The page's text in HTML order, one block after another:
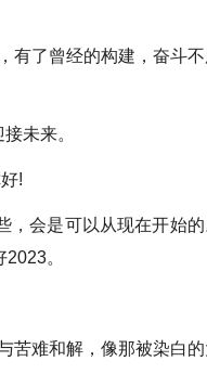
了曾经的构建，奋斗不
未来。
!
会是可以从现在开始的
。
难和解，像那被染白的